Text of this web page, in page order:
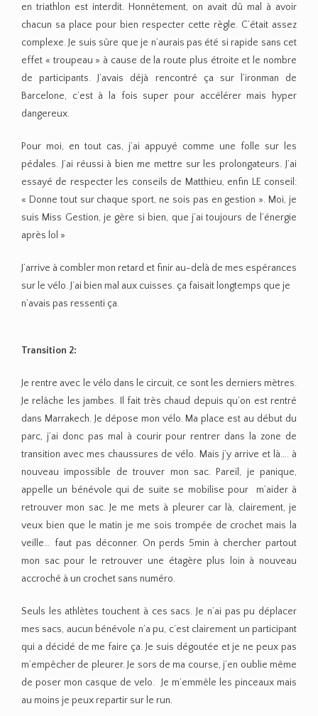
en triathlon est interdit. Honnêtement, on avait dû mal à avoir
chacun sa place pour bien respecter cette règle. C’était assez
complexe. Je suis sûre que je n’aurais pas été si rapide sans cet
effet « troupeau » à cause de la route plus étroite et le nombre
de participants. J’avais déjà rencontré ça sur l’ironman de
Barcelone, c’est à la fois super pour accélérer mais hyper
dangereux.
Pour moi, en tout cas, j’ai appuyé comme une folle sur les
pédales. J’ai réussi à bien me mettre sur les prolongateurs. J’ai
essayé de respecter les conseils de Matthieu, enfin LE conseil:
« Donne tout sur chaque sport, ne sois pas en gestion ». Moi, je
suis Miss Gestion, je gère si bien, que j’ai toujours de l’énergie
après lol »
J’arrive à combler mon retard et finir au-delà de mes espérances
sur le vélo. J’ai bien mal aux cuisses. ça faisait longtemps que je
n’avais pas ressenti ça.
Transition 2:
Je rentre avec le vélo dans le circuit, ce sont les derniers mètres.
Je relâche les jambes. Il fait très chaud depuis qu’on est rentré
dans Marrakech. Je dépose mon vélo. Ma place est au début du
parc, j’ai donc pas mal à courir pour rentrer dans la zone de
transition avec mes chaussures de vélo. Mais j’y arrive et là…. à
nouveau impossible de trouver mon sac. Pareil, je panique,
appelle un bénévole qui de suite se mobilise pour m’aider à
retrouver mon sac. Je me mets à pleurer car là, clairement, je
veux bien que le matin je me sois trompée de crochet mais la
veille… faut pas déconner. On perds 5min à chercher partout
mon sac pour le retrouver une étagère plus loin à nouveau
accroché à un crochet sans numéro.
Seuls les athlètes touchent à ces sacs. Je n’ai pas pu déplacer
mes sacs, aucun bénévole n’a pu, c’est clairement un participant
qui a décidé de me faire ça. Je suis dégoutée et je ne peux pas
m’empêcher de pleurer. Je sors de ma course, j’en oublie même
de poser mon casque de velo. Je m’emmêle les pinceaux mais
au moins je peux repartir sur le run.